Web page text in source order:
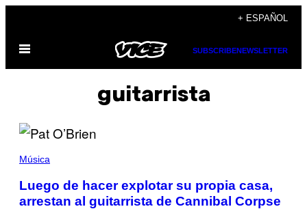
contenido
+ ESPAÑOL
Abrir
SUBSCRIBENEWSLETTER
guitarrista
Música
Luego de hacer explotar su propia casa,
arrestan al guitarrista de Cannibal Corpse